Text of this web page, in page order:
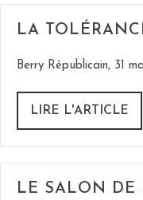
LA
Berry Républicain, 31
LIRE L'ARTICLE
LE SALON DE